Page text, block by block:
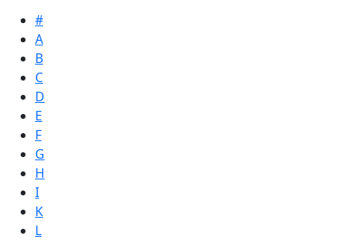
#
A
B
C
D
E
F
G
H
I
K
L